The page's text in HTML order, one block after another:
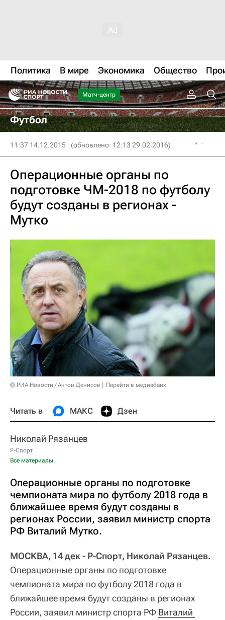
Политика В мире Экономика Общество
Матч-центр
Футбол
11:37 14.12.2015 (обновлено: 12:13 29.02.2016)
Операционные органы по
подготовке ЧМ-2018 по футболу
будут созданы в регионах -
Мутко
© РИА Новости / Антон Денисов Перейти в медиабанк
Читать в МАКС Дзен
Николай Рязанцев
Р-Спорт
Все материалы
Операционные органы по подготовке
чемпионата мира по футболу 2018 года в
ближайшее время будут созданы в
регионах России, заявил министр спорта
РФ Виталий Мутко.
МОСКВА, 14 дек - Р-Спорт, Николай Рязанцев.
Операционные органы по подготовке
чемпионата мира по футболу 2018 года в
ближайшее время будут созданы в регионах
России, заявил министр спорта РФ Виталий